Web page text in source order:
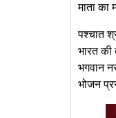
माता का
पश्चात
भारत की
भगवान
भोजन